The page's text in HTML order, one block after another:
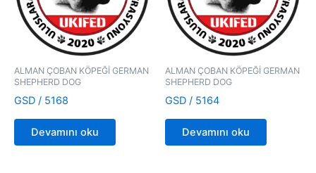
ALMAN ÇOBAN KÖPEĞİ GERMAN
SHEPHERD DOG
GSD / 5168
Devamını oku
ALMAN ÇOBAN KÖPEĞİ GERMAN
SHEPHERD DOG
GSD / 5164
Devamını oku